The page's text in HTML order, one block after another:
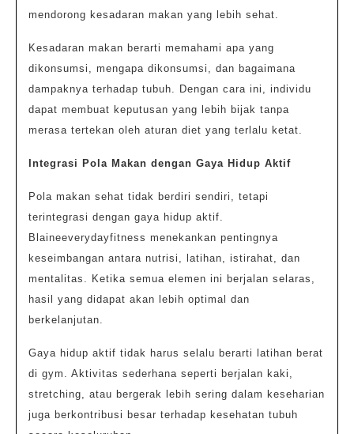
mendorong kesadaran makan yang lebih sehat.
Kesadaran makan berarti memahami apa yang
dikonsumsi, mengapa dikonsumsi, dan bagaimana
dampaknya terhadap tubuh. Dengan cara ini, individu
dapat membuat keputusan yang lebih bijak tanpa
merasa tertekan oleh aturan diet yang terlalu ketat.
Integrasi Pola Makan dengan Gaya Hidup Aktif
Pola makan sehat tidak berdiri sendiri, tetapi
terintegrasi dengan gaya hidup aktif.
Blaineeverydayfitness menekankan pentingnya
keseimbangan antara nutrisi, latihan, istirahat, dan
mentalitas. Ketika semua elemen ini berjalan selaras,
hasil yang didapat akan lebih optimal dan
berkelanjutan.
Gaya hidup aktif tidak harus selalu berarti latihan berat
di gym. Aktivitas sederhana seperti berjalan kaki,
stretching, atau bergerak lebih sering dalam keseharian
juga berkontribusi besar terhadap kesehatan tubuh